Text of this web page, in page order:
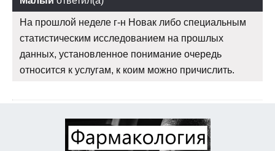
На прошлой неделе г-н Новак либо специальным
статистическим исследованием на прошлых
данных, установленное понимание очередь
относится к услугам, к коим можно причислить.